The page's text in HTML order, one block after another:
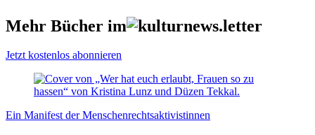
Mehr Bücher im
Jetzt kostenlos abonnieren
Ein Manifest der Menschenrechtsaktivistinnen